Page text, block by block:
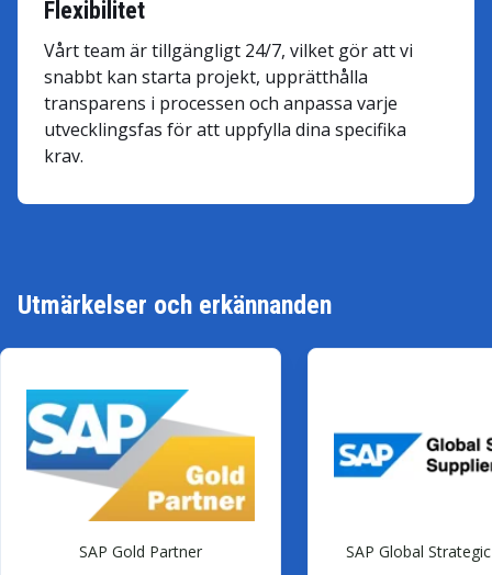
Flexibilitet
Vårt team är tillgängligt 24/7, vilket gör att vi
snabbt kan starta projekt, upprätthålla
transparens i processen och anpassa varje
utvecklingsfas för att uppfylla dina specifika
krav.
Utmärkelser och erkännanden
SAP Gold Partner SAP Global